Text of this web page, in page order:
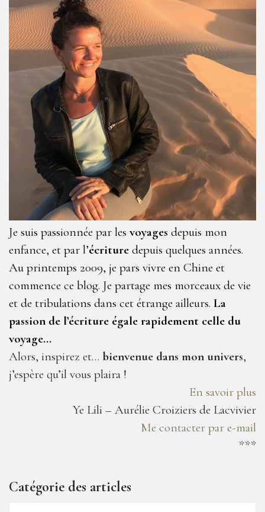
Je suis passionnée par les voyages depuis mon
enfance, et par l’écriture depuis quelques années.
Au printemps 2009, je pars vivre en Chine et
commence ce blog. Je partage mes morceaux de vie
et de tribulations dans cet étrange ailleurs. La
passion de l’écriture égale rapidement celle du
voyage…
Alors, inspirez et… bienvenue dans mon univers,
j’espère qu’il vous plaira !
En savoir plus
Ye Lili – Aurélie Croiziers de Lacvivier
Me contacter par e-mail
***
Catégorie des articles